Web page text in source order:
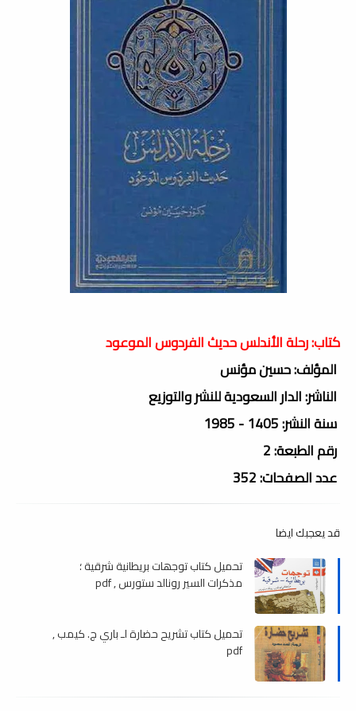
كتاب: رحلة الأندلس حديث الفردوس الموعود
المؤلف: حسين مؤنس
الناشر: الدار السعودية للنشر والتوزيع
سنة النشر: 1405 - 1985
رقم الطبعة: 2
عدد الصفحات: 352
قد يعجبك ايضا
تحميل كتاب توجھات بريطانية شرقية ؛
مذكرات السير رونالد ستورس , pdf
تحميل كتاب تشريح حضارة لـ باري ج. كيمب ,
pdf